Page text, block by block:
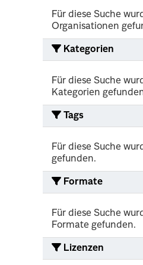
Für diese Suche
Organisationen
Kategorien
Für diese Suche
Kategorien
Tags
Für diese Suche
gefunden.
Formate
Für diese Suche
Formate gefunden.
Lizenzen